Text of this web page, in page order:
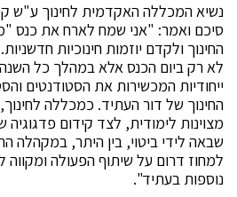
נשיא המכללה האקדמית לחינוך ע"ש
סיכם ואמר: "אני שמח לארח את כנס
החינוך ולקדם יוזמות חינוכיות
לא רק ביום הכנס אלא במהלך כל
ייחודיות המכשירות את הסטודנטים
החינוך של דור העתיד. כמכללה
מצוינות לימודית, לצד קידום פדגוגיה
שבאה לידי ביטוי, בין היתר, במקהלה
למחוז דרום על שיתוף הפעולה ומקווה
נוספות בעתיד".